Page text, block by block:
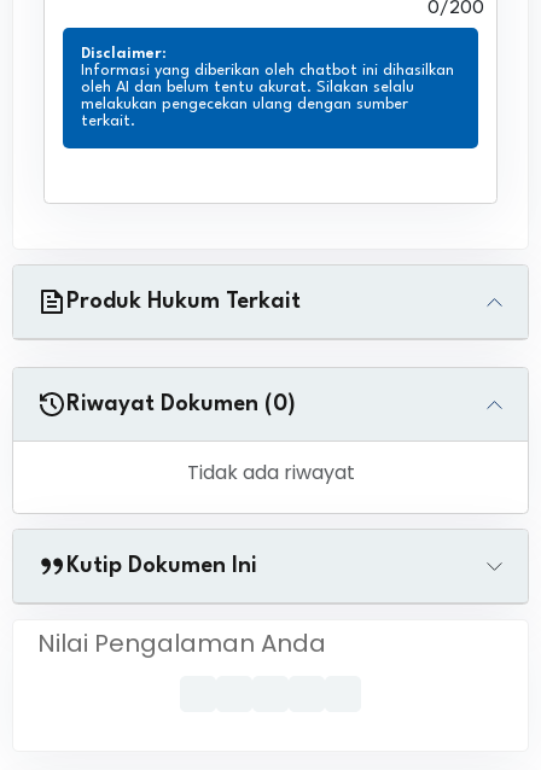
0/200
Disclaimer:
Informasi yang diberikan oleh chatbot ini dihasilkan
oleh AI dan belum tentu akurat. Silakan selalu
melakukan pengecekan ulang dengan sumber
terkait.
Produk Hukum Terkait
Riwayat Dokumen (0)
Tidak ada riwayat
Kutip Dokumen Ini
Nilai Pengalaman Anda